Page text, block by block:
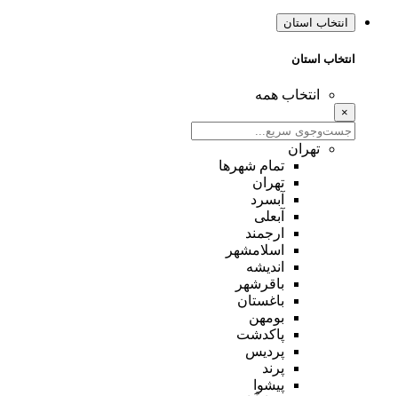
انتخاب استان
انتخاب استان
انتخاب همه
×
تهران
تمام شهر‌ها
تهران
آبسرد
آبعلی
ارجمند
اسلامشهر
اندیشه
باقرشهر
باغستان
بومهن
پاکدشت
پردیس
پرند
پیشوا